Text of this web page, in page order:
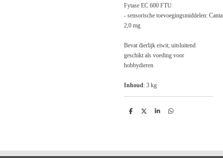
Fytase EC 600 FTU
- sensorische toevoegingsmiddelen:
2,0 mg
Bevat dierlijk eiwit; uitsluitend
geschikt als voeding voor
hobbydieren
Inhoud: 3 kg
D
D
S
D